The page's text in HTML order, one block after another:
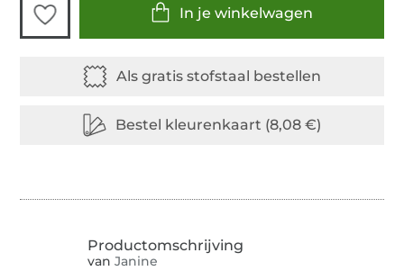
In je winkelwagen
van Janine